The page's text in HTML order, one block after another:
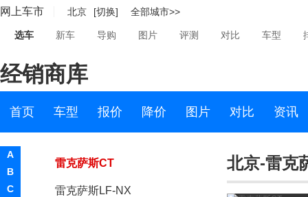
网上车市 北京 [切换] 全部城市>>
选车 新车 导购 图片 评测 对比 车型
经销商库
首页 车型 报价 降价 图片 对比 资讯
A
B
C
雷克萨斯LX
雷克萨斯RX
雷克萨斯LS
雷克萨斯CT
雷克萨斯LF-NX
北京-雷克